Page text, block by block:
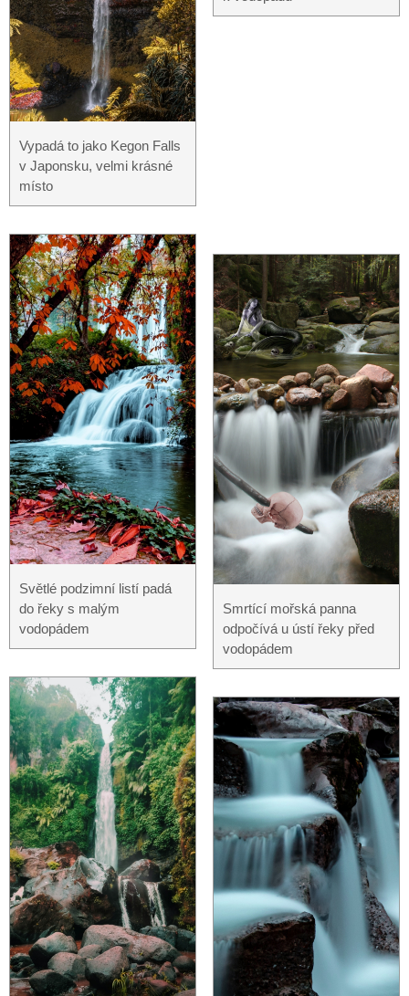
Vypadá to jako Kegon Falls
v Japonsku, velmi krásné
místo
Světlé podzimní listí padá
do řeky s malým
vodopádem
Smrtící mořská panna
odpočívá u ústí řeky před
vodopádem